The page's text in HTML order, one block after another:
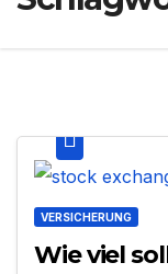
VERSICHERUNG
Wie viel